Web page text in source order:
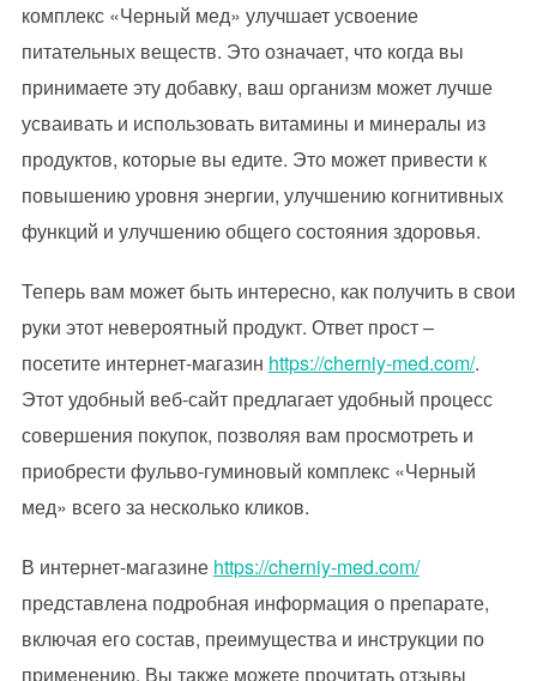
комплекс «Черный мед» улучшает усвоение
питательных веществ. Это означает, что когда вы
принимаете эту добавку, ваш организм может лучше
усваивать и использовать витамины и минералы из
продуктов, которые вы едите. Это может привести к
повышению уровня энергии, улучшению когнитивных
функций и улучшению общего состояния здоровья.
Теперь вам может быть интересно, как получить в свои
руки этот невероятный продукт. Ответ прост –
посетите интернет-магазин https://cherniy-med.com/.
Этот удобный веб-сайт предлагает удобный процесс
совершения покупок, позволяя вам просмотреть и
приобрести фульво-гуминовый комплекс «Черный
мед» всего за несколько кликов.
В интернет-магазине https://cherniy-med.com/
представлена ​​подробная информация о препарате,
включая его состав, преимущества и инструкции по
применению. Вы также можете прочитать отзывы